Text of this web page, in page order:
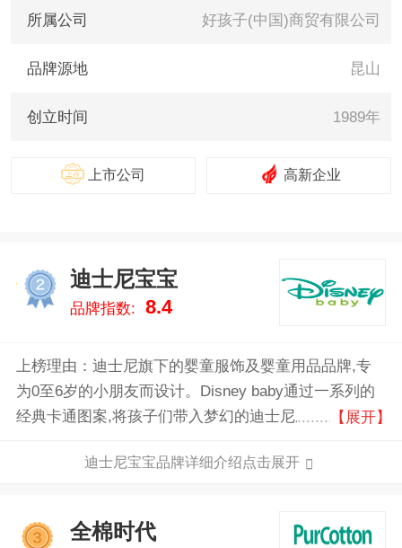
生产以及销售产品，主要包括「gb好孩子」和「小龙哈
占有遥遥领先地位的市场份额。
所属公司 好孩子(中国)商贸有限公司
品牌源地 昆山
创立时间 1989年
上市公司 高新企业
2
迪士尼宝宝
品牌指数: 8.4
上榜理由：迪士尼旗下的婴童服饰及婴童用品品牌,专
为0至6岁的小朋友而设计。Disney baby通过一系列的
经典卡通图案,将孩子们带入梦幻的迪士尼乐园,与宝宝
着一段动人的故事,洋溢着欢乐与梦想,给人温馨与幸福
【展开】
迪士尼宝宝品牌详细介绍点击展开
全棉时代